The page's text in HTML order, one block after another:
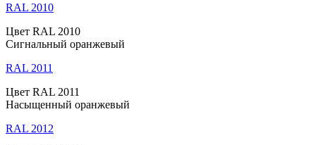
RAL 2010
Цвет RAL 2010
Сигнальный оранжевый
RAL 2011
Цвет RAL 2011
Насыщенный оранжевый
RAL 2012